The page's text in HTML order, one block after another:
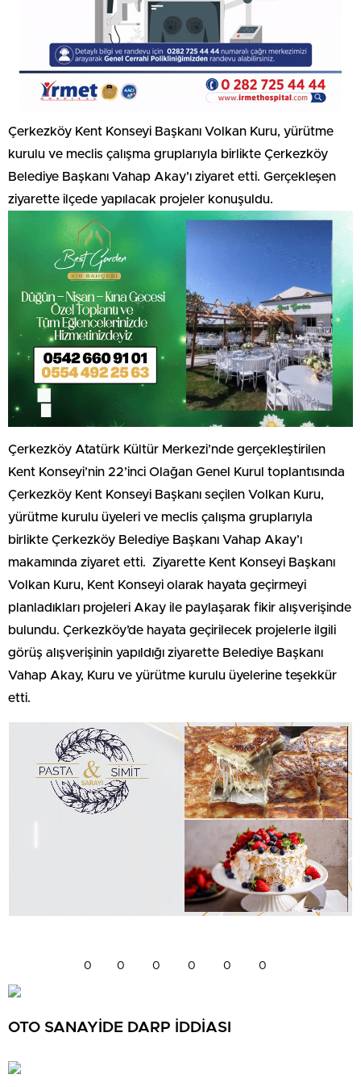
Çerkezköy Kent Konseyi Başkanı Volkan Kuru, yürütme
kurulu ve meclis çalışma gruplarıyla birlikte Çerkezköy
Belediye Başkanı Vahap Akay’ı ziyaret etti. Gerçekleşen
ziyarette ilçede yapılacak projeler konuşuldu.
Çerkezköy Atatürk Kültür Merkezi’nde gerçekleştirilen
Kent Konseyi’nin 22’inci Olağan Genel Kurul toplantısında
Çerkezköy Kent Konseyi Başkanı seçilen Volkan Kuru,
yürütme kurulu üyeleri ve meclis çalışma gruplarıyla
birlikte Çerkezköy Belediye Başkanı Vahap Akay’ı
makamında ziyaret etti. Ziyarette Kent Konseyi Başkanı
Volkan Kuru, Kent Konseyi olarak hayata geçirmeyi
planladıkları projeleri Akay ile paylaşarak fikir alışverişinde
bulundu. Çerkezköy’de hayata geçirilecek projelerle ilgili
görüş alışverişinin yapıldığı ziyarette Belediye Başkanı
Vahap Akay, Kuru ve yürütme kurulu üyelerine teşekkür
etti.
0 0 0 0 0 0
OTO SANAYİDE DARP İDDİASI